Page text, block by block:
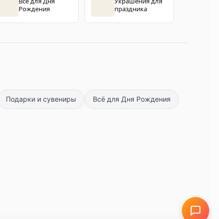
Рождения
праздника
Подарки и сувениры Всё для Дня Рождения